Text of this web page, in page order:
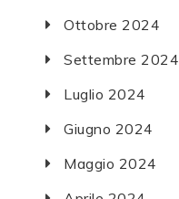
Ottobre 2024
Settembre 2024
Luglio 2024
Giugno 2024
Maggio 2024